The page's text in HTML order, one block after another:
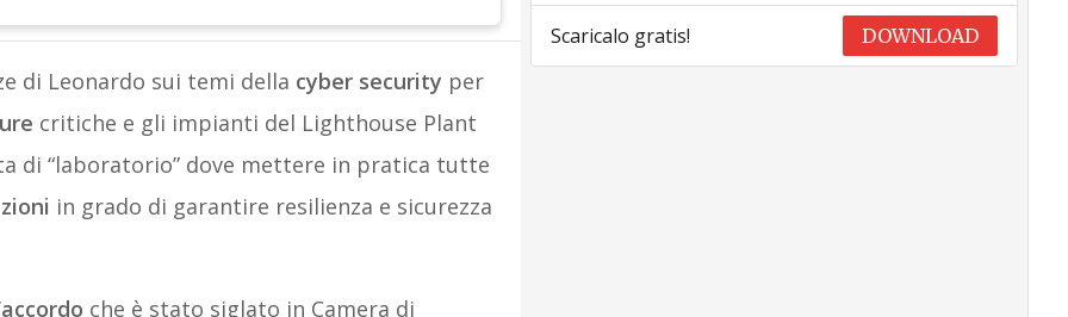
di Leonardo sui temi della cyber security per
critiche e gli impianti del Lighthouse Plant
di “laboratorio” dove mettere in pratica tutte
in grado di garantire resilienza e sicurezza
accordo che è stato siglato in Camera di
Scaricalo gratis! DOWNLOAD